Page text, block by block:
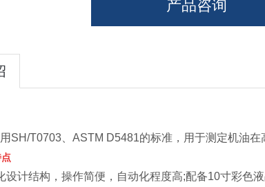
产品咨询
SH/T0703、ASTM D5481的标准，用于测定机油在
设计结构，操作简便，自动化程度高;配备10寸彩色